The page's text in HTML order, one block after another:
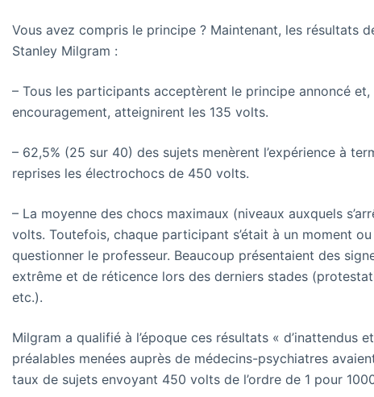
Vous avez compris le principe ? Maintenant, les résultats
Stanley Milgram :
– Tous les participants acceptèrent le principe annoncé
encouragement, atteignirent les 135 volts.
– 62,5% (25 sur 40) des sujets menèrent l’expérience à
reprises les électrochocs de 450 volts.
– La moyenne des chocs maximaux (niveaux auxquels
volts. Toutefois, chaque participant s’était à un moment
questionner le professeur. Beaucoup présentaient des
extrême et de réticence lors des derniers stades
etc.).
Milgram a qualifié à l’époque ces résultats « d’inattendus
préalables menées auprès de médecins-psychiatres
taux de sujets envoyant 450 volts de l’ordre de 1 pour